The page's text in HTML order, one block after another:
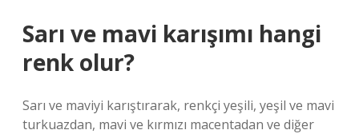
Sarı ve mavi karışımı hangi
renk olur?
Sarı ve maviyi karıştırarak, renkçi yeşili, yeşil ve mavi
turkuazdan, mavi ve kırmızı macentadan ve diğer